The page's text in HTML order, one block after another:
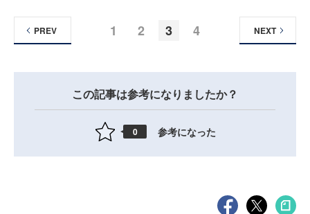
1 2 3 4
PREV NEXT
この記事は参考になりましたか？
0 参考になった